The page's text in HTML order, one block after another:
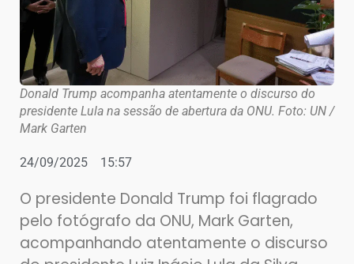
Donald Trump acompanha atentamente o discurso do
presidente Lula na sessão de abertura da ONU. Foto: UN /
Mark Garten
24/09/2025 15:57
O presidente Donald Trump foi flagrado
pelo fotógrafo da ONU, Mark Garten,
acompanhando atentamente o discurso